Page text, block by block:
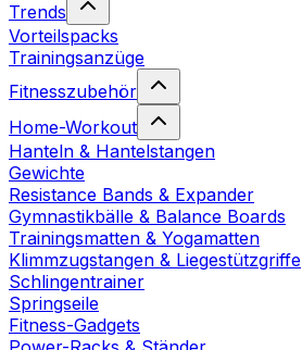
Trends
Vorteilspacks
Trainingsanzüge
Fitnesszubehör
Home-Workout
Hanteln & Hantelstangen
Gewichte
Resistance Bands & Expander
Gymnastikbälle & Balance Boards
Trainingsmatten & Yogamatten
Klimmzugstangen & Liegestützgriffe
Schlingentrainer
Springseile
Fitness-Gadgets